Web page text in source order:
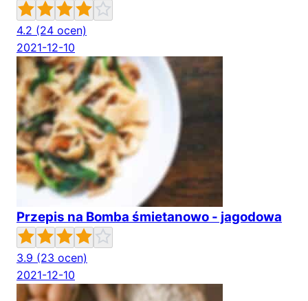
4.2 (24 ocen)
2021-12-10
Przepis na Bomba śmietanowo - jagodowa
3.9 (23 ocen)
2021-12-10